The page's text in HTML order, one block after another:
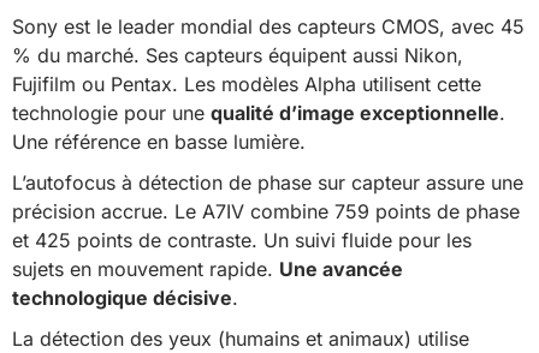
Sony est le leader mondial des capteurs CMOS, avec 45
% du marché. Ses capteurs équipent aussi Nikon,
Fujifilm ou Pentax. Les modèles Alpha utilisent cette
technologie pour une qualité d’image exceptionnelle.
Une référence en basse lumière.
L’autofocus à détection de phase sur capteur assure une
précision accrue. Le A7IV combine 759 points de phase
et 425 points de contraste. Un suivi fluide pour les
sujets en mouvement rapide. Une avancée
technologique décisive.
La détection des yeux (humains et animaux) utilise